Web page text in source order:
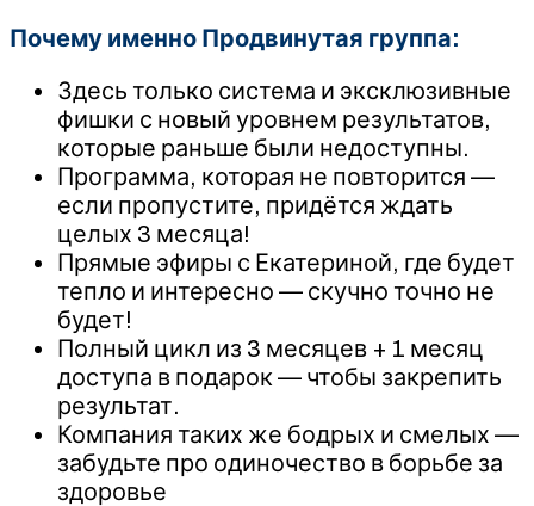
Почему именно Продвинутая группа:
Здесь только система и эксклюзивные
фишки с новый уровнем результатов,
которые раньше были недоступны.
Программа, которая не повторится —
если пропустите, придётся ждать
целых 3 месяца!
Прямые эфиры с Екатериной, где будет
тепло и интересно — скучно точно не
будет!
Полный цикл из 3 месяцев + 1 месяц
доступа в подарок — чтобы закрепить
результат.
Компания таких же бодрых и смелых —
забудьте про одиночество в борьбе за
здоровье